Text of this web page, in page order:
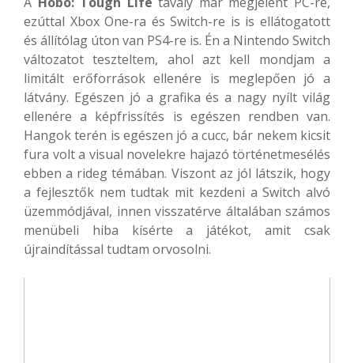
ezúttal Xbox One-ra és Switch-re is is ellátogatott
és állítólag úton van PS4-re is. Én a Nintendo Switch
változatot teszteltem, ahol azt kell mondjam a
limitált erőforrások ellenére is meglepően jó a
látvány. Egészen jó a grafika és a nagy nyílt világ
ellenére a képfrissítés is egészen rendben van.
Hangok terén is egészen jó a cucc, bár nekem kicsit
fura volt a visual novelekre hajazó történetmesélés
ebben a rideg témában. Viszont az jól látszik, hogy
a fejlesztők nem tudtak mit kezdeni a Switch alvó
üzemmódjával, innen visszatérve általában számos
menübeli hiba kísérte a játékot, amit csak
újraindítással tudtam orvosolni.